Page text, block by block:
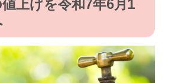
上げを令和7年6月1